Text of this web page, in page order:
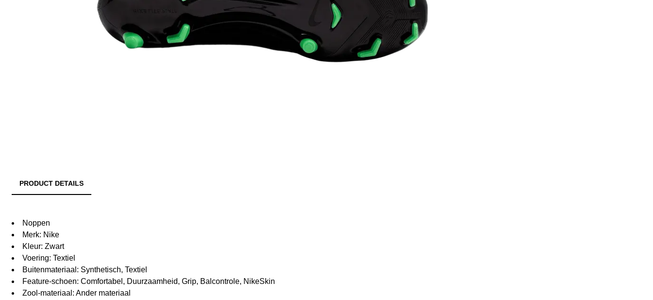
PRODUCT DETAILS
Noppen
Merk: Nike
Kleur: Zwart
Voering: Textiel
Buitenmateriaal: Synthetisch, Textiel
Feature-schoen: Comfortabel, Duurzaamheid, Grip, Balcontrole, NikeSkin
Zool-materiaal: Ander materiaal